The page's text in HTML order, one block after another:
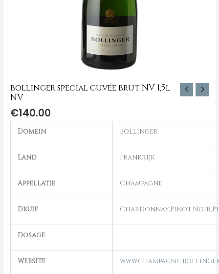
bollinger special cuvée brut NV 1,5l
NV
€140.00
Domein Bollinger
Land Frankrijk
Appellatie Champagne
Druif Chardonnay,Pinot
Dosage
Website www.champagne-